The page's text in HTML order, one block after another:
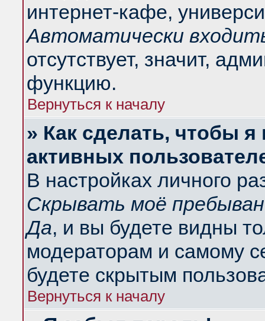
интернет-кафе,
Автоматически
отсутствует, значит,
функцию.
Вернуться к началу
» Как сделать, чтобы
активных
В настройках личного
Скрывать моё
Да, и вы будете видны
модераторам и самому
будете скрытым
Вернуться к началу